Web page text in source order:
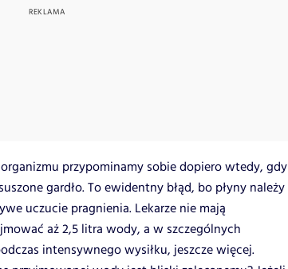
przypominamy sobie dopiero wtedy, gdy
gardło. To ewidentny błąd, bo płyny należy
uczucie pragnienia. Lekarze nie mają
aż 2,5 litra wody, a w szczególnych
intensywnego wysiłku, jeszcze więcej.